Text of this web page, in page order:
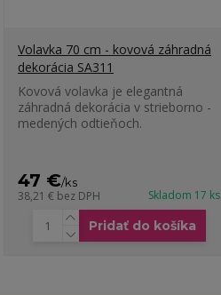
Volavka 70 cm - kovová záhradná
dekorácia SA311
Kovová volavka je elegantná
záhradná dekorácia v strieborno -
medených odtieňoch.
47 €/ks
38,21 € bez DPH Skladom 17 ks
Pridať do košíka